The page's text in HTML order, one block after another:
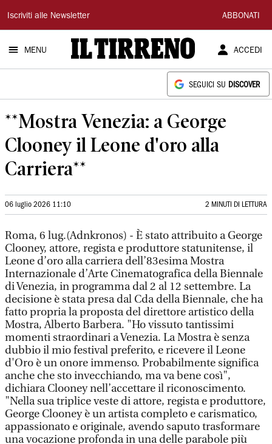
Il
Tirreno
Iscriviti alle Newsletter ABBONATI
MENU ACCEDI
SEGUICI SU DISCOVER
**Mostra Venezia: a George
Clooney il Leone d'oro alla
Carriera**
06 luglio 2026 11:10 2 MINUTI DI LETTURA
Roma, 6 lug.(Adnkronos) - È stato attribuito a George
Clooney, attore, regista e produttore statunitense, il
Leone d’oro alla carriera dell’83esima Mostra
Internazionale d’Arte Cinematografica della Biennale
di Venezia, in programma dal 2 al 12 settembre. La
decisione è stata presa dal Cda della Biennale, che ha
fatto propria la proposta del direttore artistico della
Mostra, Alberto Barbera. "Ho vissuto tantissimi
momenti straordinari a Venezia. La Mostra è senza
dubbio il mio festival preferito, e ricevere il Leone
d'Oro è un onore immenso. Probabilmente significa
anche che sto invecchiando, ma va bene così",
dichiara Clooney nell’accettare il riconoscimento.
"Nella sua triplice veste di attore, regista e produttore,
George Clooney è un artista completo e carismatico,
appassionato e originale, avendo saputo trasformare
una vocazione profonda in una delle parabole più